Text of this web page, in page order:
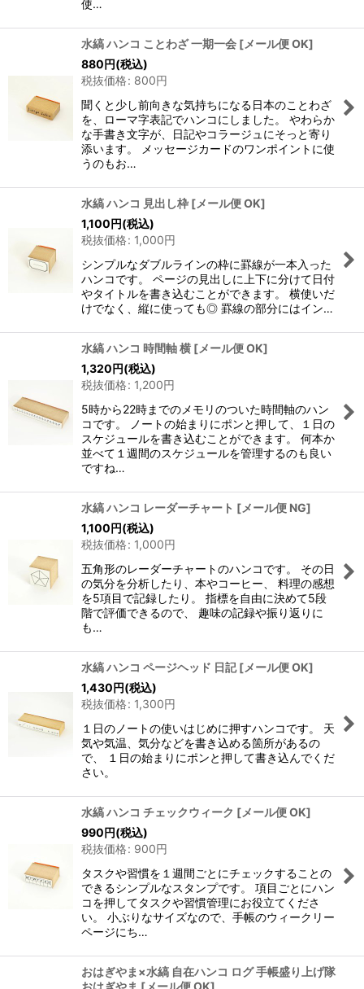
使…
水縞 ハンコ ことわざ 一期一会 [メール便 OK]
880円(税込)
税抜価格: 800円
聞くと少し前向きな気持ちになる日本のことわざ
を、ローマ字表記でハンコにしました。 やわらか
な手書き文字が、日記やコラージュにそっと寄り
添います。 メッセージカードのワンポイントに使
うのもお…
水縞 ハンコ 見出し枠 [メール便 OK]
1,100円(税込)
税抜価格: 1,000円
シンプルなダブルラインの枠に罫線が一本入った
ハンコです。 ページの見出しに上下に分けて日付
やタイトルを書き込むことができます。 横使いだ
けでなく、縦に使っても◎ 罫線の部分にはイン…
水縞 ハンコ 時間軸 横 [メール便 OK]
1,320円(税込)
税抜価格: 1,200円
5時から22時までのメモリのついた時間軸のハン
コです。 ノートの始まりにポンと押して、１日の
スケジュールを書き込むことができます。 何本か
並べて１週間のスケジュールを管理するのも良い
ですね…
水縞 ハンコ レーダーチャート [メール便 NG]
1,100円(税込)
税抜価格: 1,000円
五角形のレーダーチャートのハンコです。 その日
の気分を分析したり、本やコーヒー、 料理の感想
を5項目で記録したり。 指標を自由に決めて5段
階で評価できるので、 趣味の記録や振り返りに
も…
水縞 ハンコ ページヘッド 日記 [メール便 OK]
1,430円(税込)
税抜価格: 1,300円
１日のノートの使いはじめに押すハンコです。 天
気や気温、気分などを書き込める箇所があるの
で、 １日の始まりにポンと押して書き込んでくだ
さい。
水縞 ハンコ チェックウィーク [メール便 OK]
990円(税込)
税抜価格: 900円
タスクや習慣を１週間ごとにチェックすることの
できるシンプルなスタンプです。 項目ごとにハン
コを押してタスクや習慣管理にお役立てくださ
い。 小ぶりなサイズなので、手帳のウィークリー
ページにち…
おはぎやま×水縞 自在ハンコ ログ 手帳盛り上げ隊